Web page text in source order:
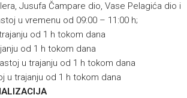
Jusufa Čampare dio, Vase Pelagića dio i
u vremenu od 09:00 – 11:00 h;
od 1 h tokom dana
od 1 h tokom dana
u trajanju od 1 h tokom dana
u trajanju od 1 h tokom dana